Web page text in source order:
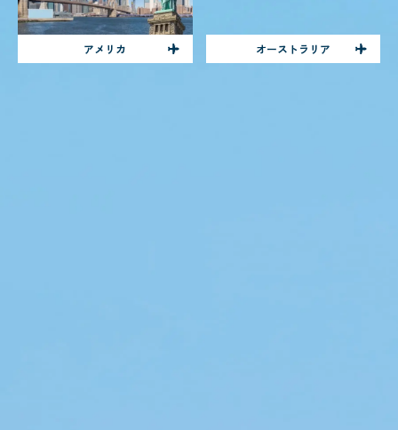
アメリカ オーストラリア